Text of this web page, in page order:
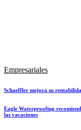
Empresariales
Schaeffler mejora su
Eagle Waterproofing
las vacaciones